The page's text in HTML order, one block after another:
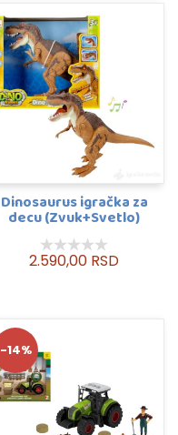
Dinosaurus igračka za
decu (Zvuk+Svetlo)
2.590,00 RSD
-14%